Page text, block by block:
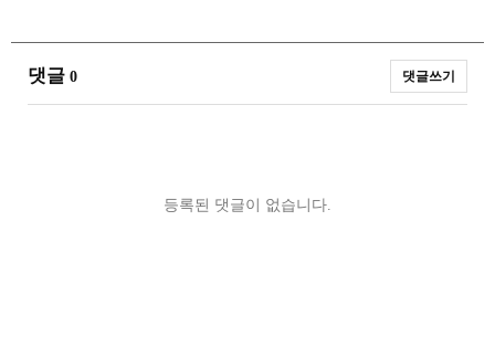
댓글 0 댓글쓰기
등록된 댓글이 없습니다.